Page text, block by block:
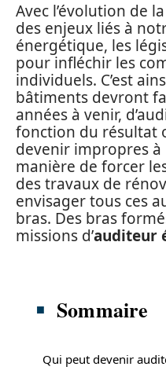
Avec l’évolution de
des enjeux liés à
énergétique, les
pour infléchir les
individuels. C’est
bâtiments devront
années à venir,
fonction du résultat
devenir impropres
manière de forcer
des travaux de
envisager tous ces
bras. Des bras
missions d’auditeur
Sommaire
Qui peut devenir